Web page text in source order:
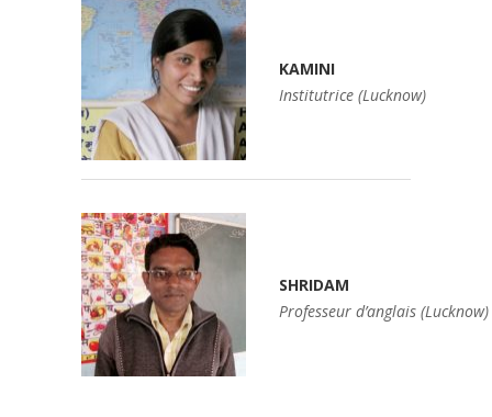
KAMINI
Institutrice (Lucknow)
SHRIDAM
Professeur d’anglais (Lucknow)